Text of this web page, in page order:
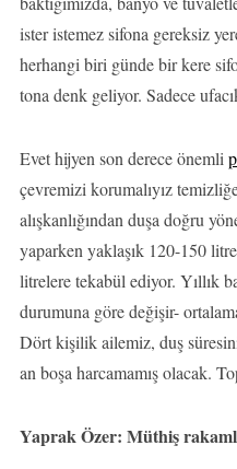
ister istemez sifona gereksiz
herhangi biri günde bir kere
tona denk geliyor. Sadece
Evet hijyen son derece önemli
çevremizi korumalıyız
alışkanlığından duşa doğru
yaparken yaklaşık 120-150
litrelere tekabül ediyor. Yıllık
durumuna göre değişir-
Dört kişilik ailemiz, duş
an boşa harcamamış olacak.
Yaprak Özer: Müthiş